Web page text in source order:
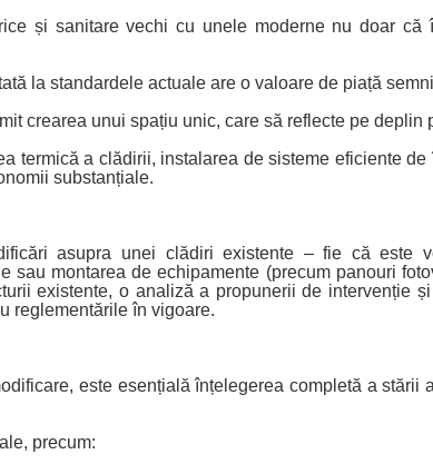
și sanitare vechi cu unele moderne nu doar că
la standardele actuale are o valoare de piață
crearea unui spațiu unic, care să reflecte pe
termică a clădirii, instalarea de sisteme eficiente
substanțiale.
asupra unei clădiri existente – fie că este
sau montarea de echipamente (precum panouri
existente, o analiză a propunerii de intervenție
reglementările în vigoare.
este esențială înțelegerea completă a
precum: